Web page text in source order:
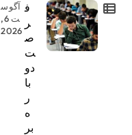
ف
ر
ص
ت
دو
با
ر
ه
بر
آگوس
ت 6,
2026